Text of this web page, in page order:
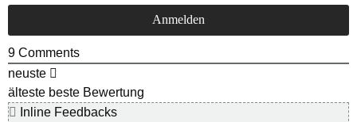
9 Comments
neuste
älteste beste Bewertung
Inline Feedbacks